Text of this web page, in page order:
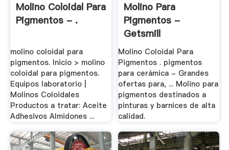
Molino Coloidal Para
Pigmentos - .
molino coloidal para
pigmentos. Inicio > molino
coloidal para pigmentos.
Equipos laboratorio |
Molinos Coloidales
Productos a tratar: Aceite
Adhesivos Almidones ...
Molino Para
Pigmentos -
Getsmill
Molino Coloidal Para
Pigmentos . pigmentos
para cerámica - Grandes
ofertas para, ... Molino para
pigmentos destinados a
pinturas y barnices de alta
calidad.